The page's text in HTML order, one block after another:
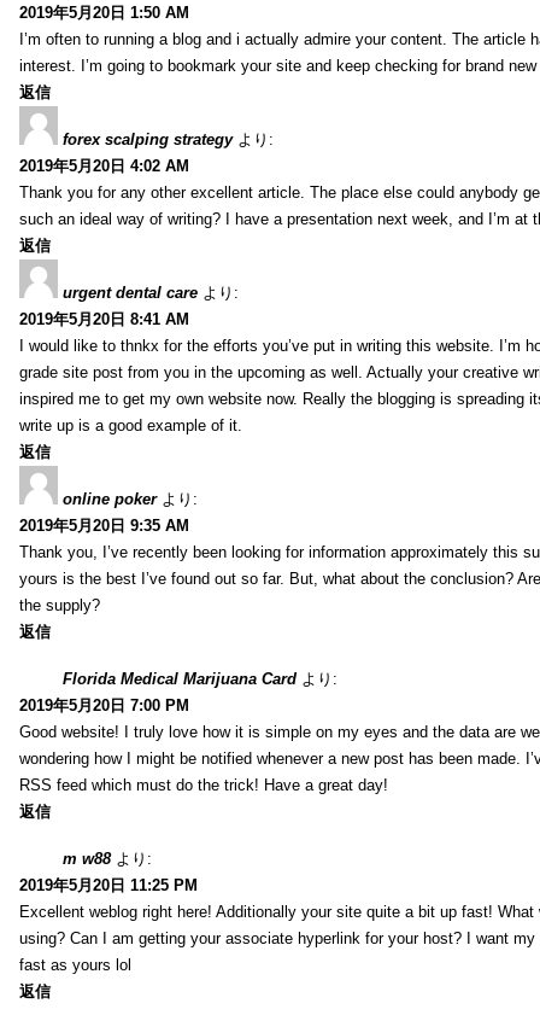
2019年5月20日 1:50 AM
I’m often to running a blog and i actually admire your content. The article
interest. I’m going to bookmark your site and keep checking for brand
返信
forex scalping strategy より:
2019年5月20日 4:02 AM
Thank you for any other excellent article. The place else could anybody
such an ideal way of writing? I have a presentation next week, and I’m at
返信
urgent dental care より:
2019年5月20日 8:41 AM
I would like to thnkx for the efforts you’ve put in writing this website. I’m
grade site post from you in the upcoming as well. Actually your creative
inspired me to get my own website now. Really the blogging is spreading
write up is a good example of it.
返信
online poker より:
2019年5月20日 9:35 AM
Thank you, I’ve recently been looking for information approximately this
yours is the best I’ve found out so far. But, what about the conclusion?
the supply?
返信
Florida Medical Marijuana Card より:
2019年5月20日 7:00 PM
Good website! I truly love how it is simple on my eyes and the data are
wondering how I might be notified whenever a new post has been made.
RSS feed which must do the trick! Have a great day!
返信
m w88 より:
2019年5月20日 11:25 PM
Excellent weblog right here! Additionally your site quite a bit up fast! What
using? Can I am getting your associate hyperlink for your host? I want
fast as yours lol
返信